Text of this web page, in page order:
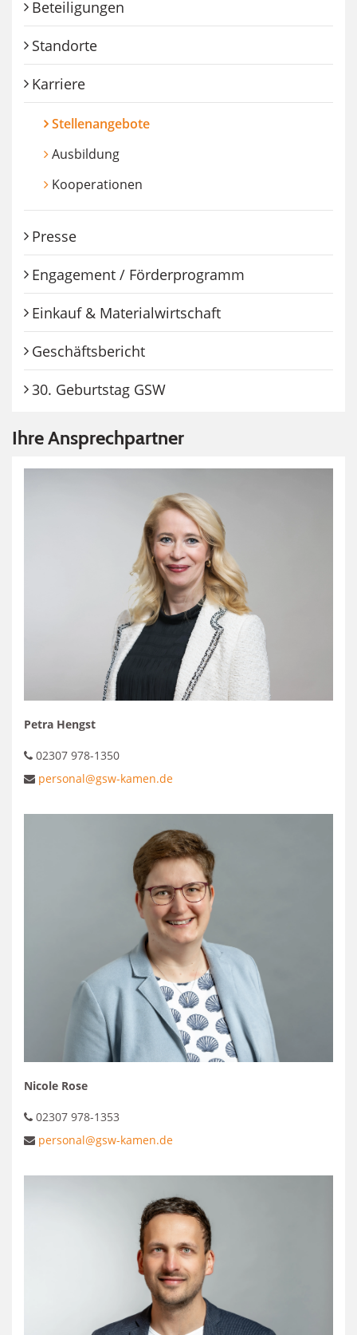
Beteiligungen
Standorte
Karriere
Stellenangebote(Standort)
Ausbildung
Kooperationen
Presse
Engagement / Förderprogramm
Einkauf & Materialwirtschaft
Geschäftsbericht
30. Geburtstag GSW
Ihre Ansprechpartner
Petra Hengst
02307 978-1350
personal@gsw-kamen.de
Nicole Rose
02307 978-1353
personal@gsw-kamen.de